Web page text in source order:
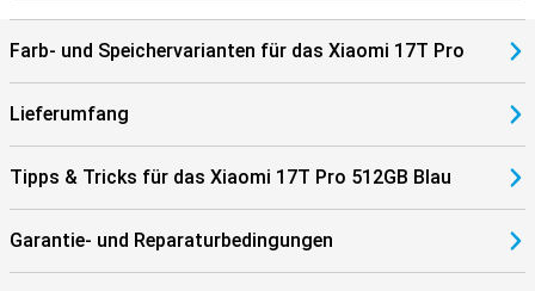
Farb- und Speichervarianten für das Xiaomi 17T Pro
Lieferumfang
Tipps & Tricks für das Xiaomi 17T Pro 512GB Blau
Garantie- und Reparaturbedingungen